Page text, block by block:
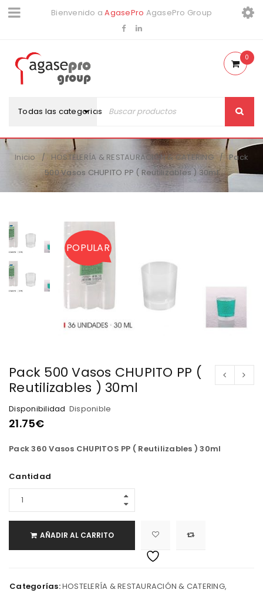
Bienvenido aAgasePro AgasePro Group
Todas las categorias
0
Inicio / HOSTELERÍA & RESTAURACIÓN & CATERING /
Pack
500 Vasos CHUPITO PP ( Reutilizables ) 30ml
POPULAR
Pack 500 Vasos CHUPITO PP (
Reutilizables ) 30ml
Disponibilidad Disponible
21.75€
Pack 360 Vasos CHUPITOS PP ( Reutilizables ) 30ml
Cantidad
AÑADIR AL CARRITO
Categorías:HOSTELERÍA & RESTAURACIÓN & CATERING,